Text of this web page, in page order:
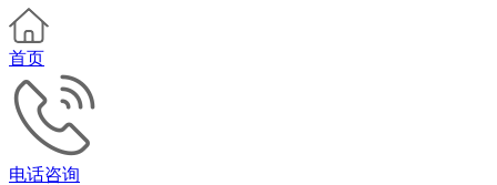
首页
电话咨询